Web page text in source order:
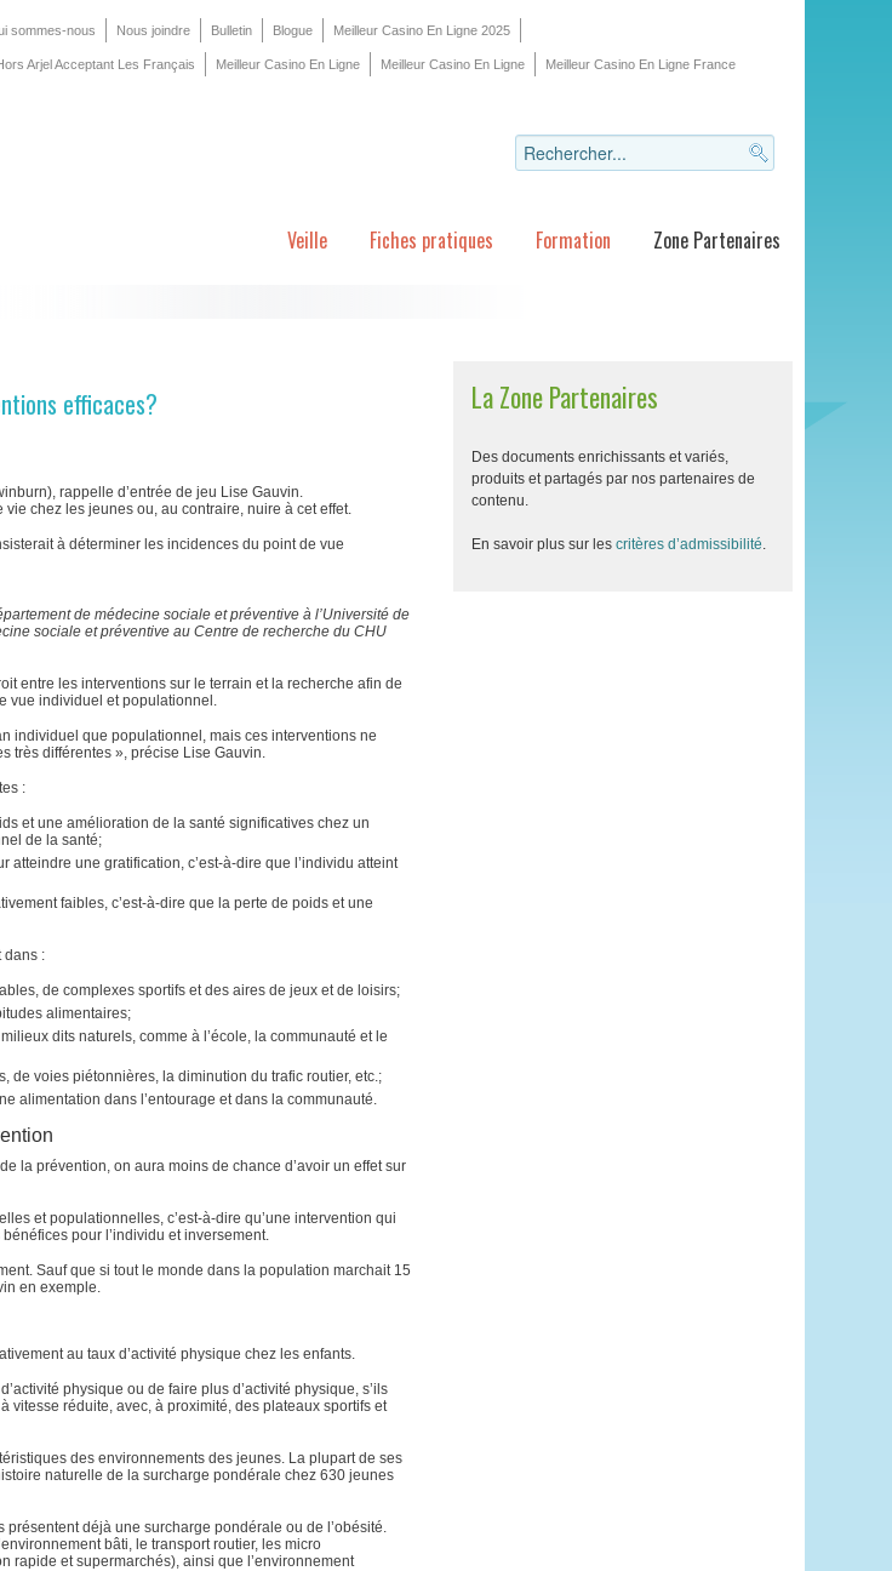
sommes-nous Nous joindre Bulletin Blogue Meilleur Casino En Ligne 2025
Arjel Acceptant Les Français Meilleur Casino En Ligne Meilleur Casino En Ligne Meilleur Casino En Ligne France
Veille Fiches pratiques Formation Zone Partenaires
efficaces?
rappelle d’entrée de jeu Lise Gauvin.
chez les jeunes ou, au contraire, nuire à cet effet.
à déterminer les incidences du point de vue
de médecine sociale et préventive à l’Université de
sociale et préventive au Centre de recherche du CHU
entre les interventions sur le terrain et la recherche afin de
vue individuel et populationnel.
individuel que populationnel, mais ces interventions ne
très différentes », précise Lise Gauvin.
:
et une amélioration de la santé significatives chez un
de la santé;
une gratification, c’est-à-dire que l’individu atteint
faibles, c’est-à-dire que la perte de poids et une
dans :
de complexes sportifs et des aires de jeux et de loisirs;
alimentaires;
dits naturels, comme à l’école, la communauté et le
de voies piétonnières, la diminution du trafic routier, etc.;
alimentation dans l’entourage et dans la communauté.
la prévention, on aura moins de chance d’avoir un effet sur
et populationnelles, c’est-à-dire qu’une intervention qui
pour l’individu et inversement.
Sauf que si tout le monde dans la population marchait 15
en exemple.
au taux d’activité physique chez les enfants.
physique ou de faire plus d’activité physique, s’ils
réduite, avec, à proximité, des plateaux sportifs et
des environnements des jeunes. La plupart de ses
naturelle de la surcharge pondérale chez 630 jeunes
déjà une surcharge pondérale ou de l’obésité.
bâti, le transport routier, les micro
rapide et supermarchés), ainsi que l’environnement
La Zone Partenaires
Des documents enrichissants et variés,
produits et partagés par nos partenaires de
contenu.
En savoir plus sur les critères d’admissibilité.